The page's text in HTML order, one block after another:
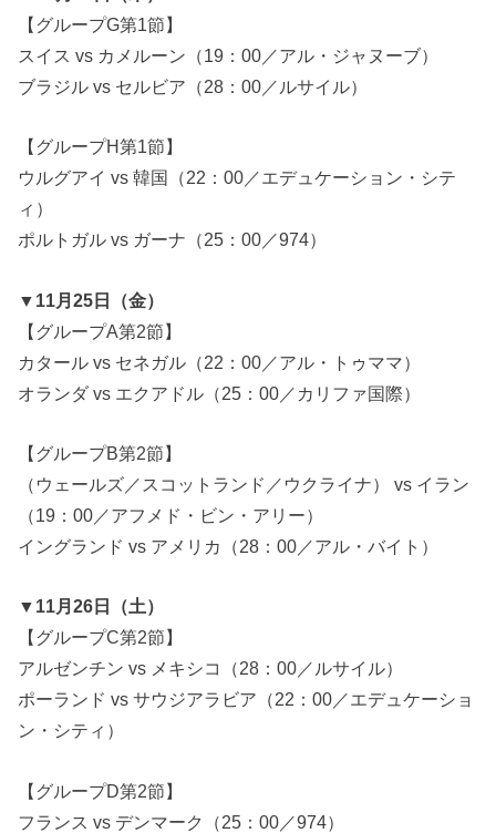
【グループG第1節】
スイス vs カメルーン（19：00／アル・ジャヌーブ）
ブラジル vs セルビア（28：00／ルサイル）
【グループH第1節】
ウルグアイ vs 韓国（22：00／エデュケーション・シテ
ィ）
ポルトガル vs ガーナ（25：00／974）
▼11月25日（金）
【グループA第2節】
カタール vs セネガル（22：00／アル・トゥママ）
オランダ vs エクアドル（25：00／カリファ国際）
【グループB第2節】
（ウェールズ／スコットランド／ウクライナ） vs イラン
（19：00／アフメド・ビン・アリー）
イングランド vs アメリカ（28：00／アル・バイト）
▼11月26日（土）
【グループC第2節】
アルゼンチン vs メキシコ（28：00／ルサイル）
ポーランド vs サウジアラビア（22：00／エデュケーショ
ン・シティ）
【グループD第2節】
フランス vs デンマーク（25：00／974）